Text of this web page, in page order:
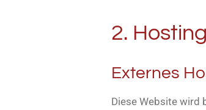
2. Hosting
Externes
Diese Website wird